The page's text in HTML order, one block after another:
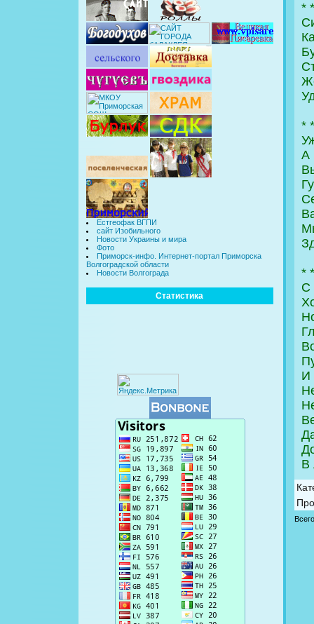
Естгеофак ВГПИ
сайт Изобильного
Новости Украины и мира
Фото
Приморск-инфо. Интернет-портал Приморска
Волгоградской области
Новости Волгограда
Статистика
*
*
А
*
С
И
В